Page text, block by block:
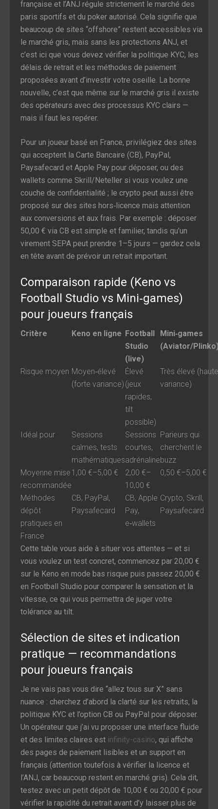
française et l’ANJ régule strictement le marché des
paris sportifs et du poker autorisé. Cela signifie que
beaucoup de sites “offshore” restent accessibles via
le marché gris, mais sans les protections ANJ, et
c’est ici que vous devez vérifier la politique KYC, les
délais de retrait et les méthodes de paiement
proposées avant d’investir votre oseille. La bonne
nouvelle, c’est que même sur le marché gris il existe
des opérateurs avec des processus KYC clairs —
mais il faut les repérer.
Pour un joueur basé en France, privilégiez des sites
qui acceptent la Carte Bancaire (CB), PayPal,
Paysafecard et Apple Pay pour déposer, ou des
wallets comme Skrill/Neteller si vous voulez une
couche de confidentialité ; le crypto peut aussi être
proposé sur des sites hors‑licence mais attention
aux conversions et aux frais. Par exemple : déposer
50,00 € via CB est simple et familier, tandis qu’un
virement SEPA peut prendre 1–5 jours — gardez cela
en tête avant de prévoir un retrait important.
Comparaison rapide (Keno vs
Football Studio vs Mini‑games)
pour joueurs français
Critère Keno en ligne Football
Studio
(live)
Mini‑games
(Aviator/
Risque moyen Moyen‑élevé
(forte variance)
Élevé
(jeux
rapides,
tilt
possible)
Très élevé (haute
variance)
Idéal pour
Sessions
calmes, tests
mathématiques
Sessions
courtes,
adrénaline
Parieurs qui
cherchent le
buzz
Moyenne mise
recommandée
1,00 €–5,00 €
2,00 €–
10,00 €
0,50 €–5,00 €
Méthodes
dépôt
pratiques en
France
CB, PayPal,
Paysafecard
CB, Apple
Pay,
e‑wallets
Crypto, Skrill,
Paysafecard
Cette table vous aide à situer vos attentes — et si
vous voulez un test concret, commencez par 20,00 €
sur le Keno en mode bas risque puis passez 20,00 €
en Football Studio pour comparer la sensation et la
vitesse, ce qui vous permettra de juger votre
tolérance au tilt.
Sélection de sites et indication
pratique — recommandations
pour joueurs français
Je ne vais pas vous dire “allez tous sur X” sans
nuance : cherchez d’abord la clarté sur les retraits, la
politique KYC et l’option CB ou PayPal pour déposer.
Un opérateur que j’ai vu proposer une interface fluide
et des limites claires est infinity-casino, qui affiche
des pages de paiement lisibles et un support en
français (attention toutefois à vérifier la licence et
l’ANJ, car beaucoup restent en marché gris). Cela dit,
testez avec un petit dépôt de 10,00 € ou 20,00 € pour
vérifier la rapidité du retrait avant d’y laisser plus de